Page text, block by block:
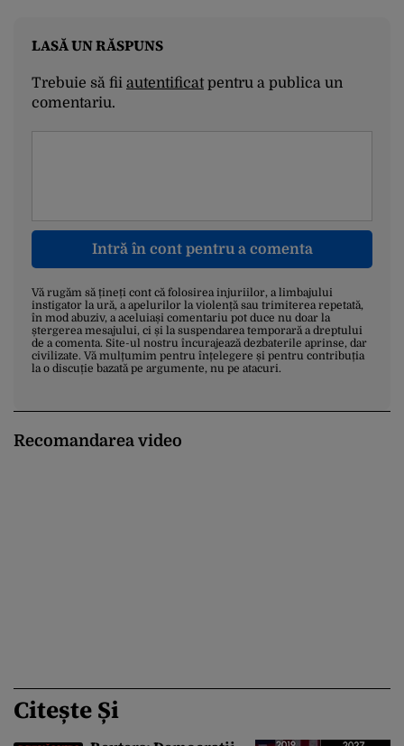
LASĂ UN RĂSPUNS
Trebuie să fii autentificatpentru a publica un
comentariu.
Intră în cont pentru a comenta
Vă rugăm să țineți cont că folosirea injuriilor, a limbajului
instigator la ură, a apelurilor la violență sau trimiterea repetată,
în mod abuziv, a aceluiași comentariu pot duce nu doar la
ștergerea mesajului, ci și la suspendarea temporară a dreptului
de a comenta. Site-ul nostru încurajează dezbaterile aprinse, dar
civilizate. Vă mulțumim pentru înțelegere și pentru contribuția
la o discuție bazată pe argumente, nu pe atacuri.
Recomandarea video
Citește Și